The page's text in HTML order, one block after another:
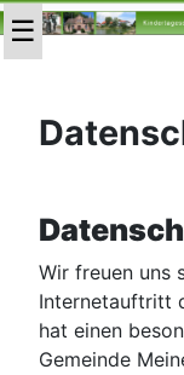
Wir freuen uns
Internetauftritt
hat einen
Gemeinde